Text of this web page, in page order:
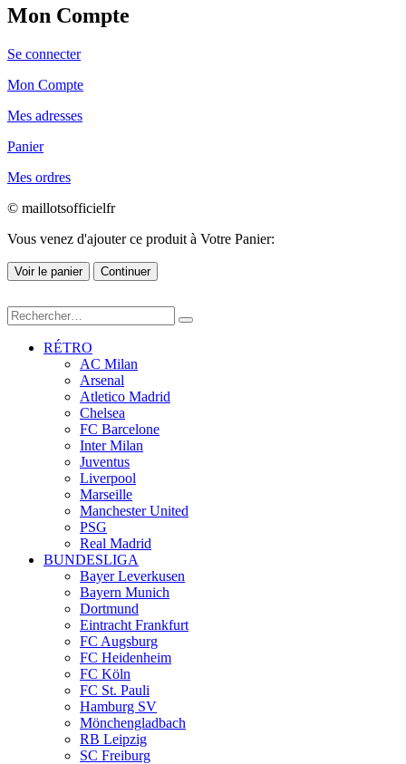
Mon Compte
Se connecter
Mon Compte
Mes adresses
Panier
Mes ordres
© maillotsofficielfr
Vous venez d'ajouter ce produit à Votre Panier:
Voir le panier Continuer
RÉTRO
AC Milan
Arsenal
Atletico Madrid
Chelsea
FC Barcelone
Inter Milan
Juventus
Liverpool
Marseille
Manchester United
PSG
Real Madrid
BUNDESLIGA
Bayer Leverkusen
Bayern Munich
Dortmund
Eintracht Frankfurt
FC Augsburg
FC Heidenheim
FC Köln
FC St. Pauli
Hamburg SV
Mönchengladbach
RB Leipzig
SC Freiburg